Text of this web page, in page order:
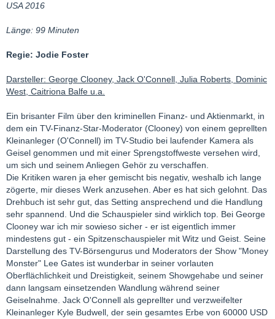
USA 2016
Länge: 99 Minuten
Regie: Jodie Foster
Darsteller: George Clooney, Jack O'Connell, Julia Roberts, Dominic
West, Caitriona Balfe u.a.
Ein brisanter Film über den kriminellen Finanz- und Aktienmarkt, in
dem ein TV-Finanz-Star-Moderator (Clooney) von einem geprellten
Kleinanleger (O'Connell) im TV-Studio bei laufender Kamera als
Geisel genommen und mit einer Sprengstoffweste versehen wird,
um sich und seinem Anliegen Gehör zu verschaffen.
Die Kritiken waren ja eher gemischt bis negativ, weshalb ich lange
zögerte, mir dieses Werk anzusehen. Aber es hat sich gelohnt. Das
Drehbuch ist sehr gut, das Setting ansprechend und die Handlung
sehr spannend. Und die Schauspieler sind wirklich top. Bei George
Clooney war ich mir sowieso sicher - er ist eigentlich immer
mindestens gut - ein Spitzenschauspieler mit Witz und Geist. Seine
Darstellung des TV-Börsengurus und Moderators der Show "Money
Monster" Lee Gates ist wunderbar in seiner vorlauten
Oberflächlichkeit und Dreistigkeit, seinem Showgehabe und seiner
dann langsam einsetzenden Wandlung während seiner
Geiselnahme. Jack O'Connell als geprellter und verzweifelter
Kleinanleger Kyle Budwell, der sein gesamtes Erbe von 60000 USD